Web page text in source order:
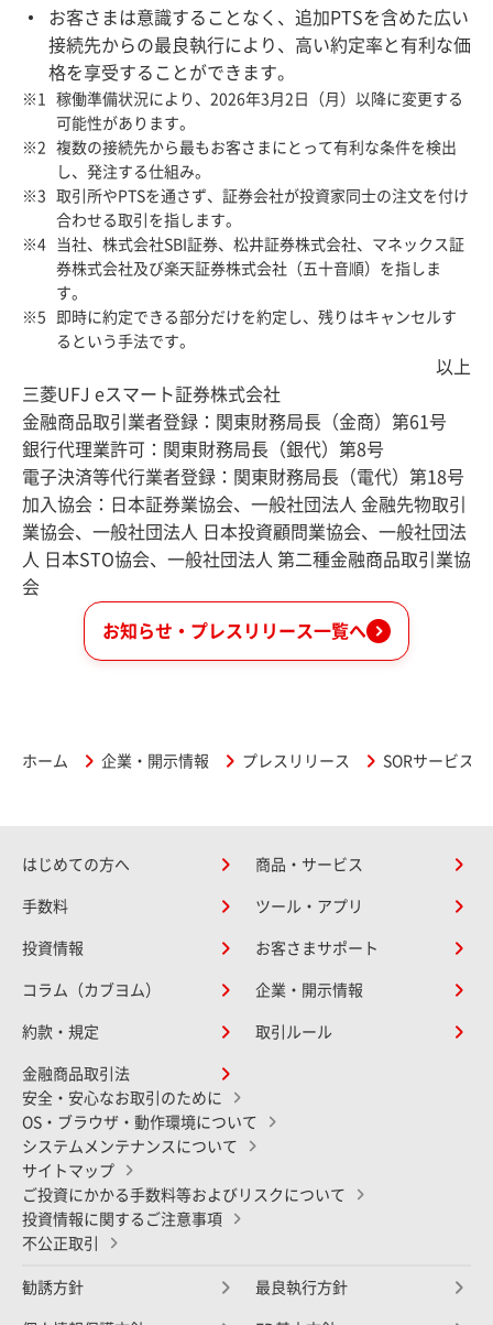
お客さまは意識することなく、追加PTSを含めた広い
接続先からの最良執行により、高い約定率と有利な価
格を享受することができます。
稼働準備状況により、2026年3月2日（月）以降に変更する
可能性があります。
複数の接続先から最もお客さまにとって有利な条件を検出
し、発注する仕組み。
取引所やPTSを通さず、証券会社が投資家同士の注文を付け
合わせる取引を指します。
当社、株式会社SBI証券、松井証券株式会社、マネックス証
券株式会社及び楽天証券株式会社（五十音順）を指しま
す。
即時に約定できる部分だけを約定し、残りはキャンセルす
るという手法です。
以上
三菱UFJ eスマート証券株式会社
金融商品取引業者登録：関東財務局長（金商）第61号
銀行代理業許可：関東財務局長（銀代）第8号
電子決済等代行業者登録：関東財務局長（電代）第18号
加入協会：日本証券業協会、一般社団法人 金融先物取引
業協会、一般社団法人 日本投資顧問業協会、一般社団法
人 日本STO協会、一般社団法人 第二種金融商品取引業協
会
お知らせ・プレスリリース一覧へ
ホーム 企業・開示情報 プレスリリース SORサービス
はじめての方へ 商品・サービス
手数料 ツール・アプリ
投資情報 お客さまサポート
コラム（カブヨム） 企業・開示情報
約款・規定 取引ルール
金融商品取引法
安全・安心なお取引のために
OS・ブラウザ・動作環境について
システムメンテナンスについて
サイトマップ
ご投資にかかる手数料等およびリスクについて
投資情報に関するご注意事項
不公正取引
勧誘方針 最良執行方針